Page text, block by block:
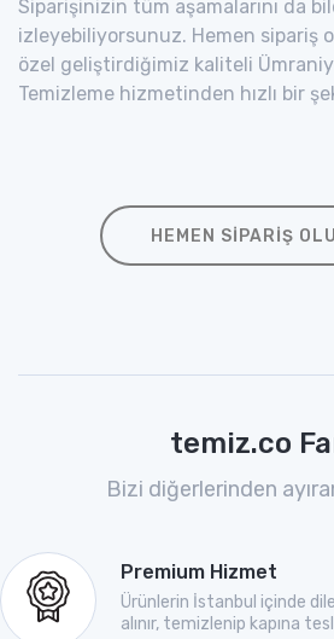
Siparişinizin tüm aşamalarını da
izleyebiliyorsunuz. Hemen sipariş
özel geliştirdiğimiz kaliteli
Temizleme hizmetinden hızlı bir
HEMEN SIPARIŞ
temiz.co
Bizi diğerlerinden
Premium Hizmet
Ürünlerin İstanbul içinde
alınır, temizlenip kapına